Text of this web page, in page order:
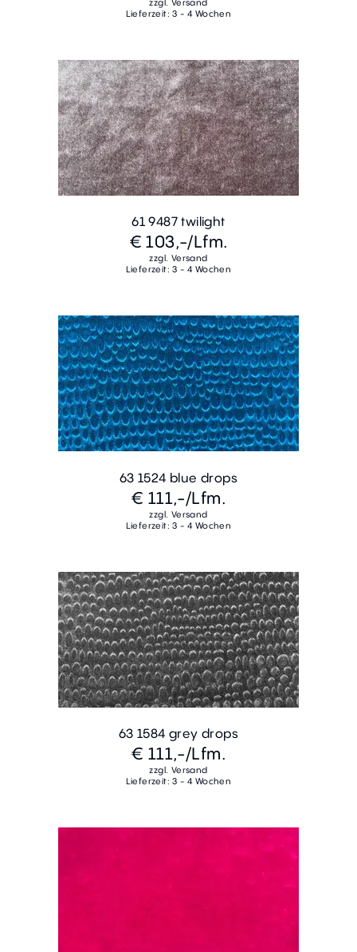
zzgl. Versand
Lieferzeit: 3 - 4 Wochen
61 9487 twilight
€ 103,-/Lfm.
zzgl. Versand
Lieferzeit: 3 - 4 Wochen
63 1524 blue drops
€ 111,-/Lfm.
zzgl. Versand
Lieferzeit: 3 - 4 Wochen
63 1584 grey drops
€ 111,-/Lfm.
zzgl. Versand
Lieferzeit: 3 - 4 Wochen